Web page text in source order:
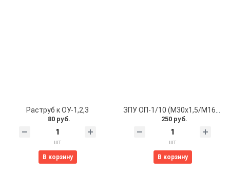
Раструб к ОУ-1,2,3
80 руб.
шт
В корзину
ЗПУ ОП-1/10 (М30х1,5/М16х1,5/М8х1) нажимного типа
250 руб.
шт
В корзину